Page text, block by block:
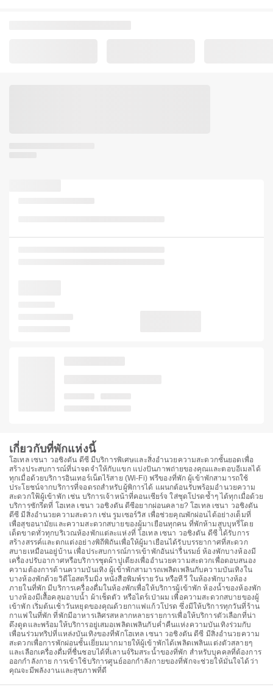
เกี่ยวกับที่พักแห่งนี้
โฮเทล เซนา วอชิงตัน ดีซี มีบริการพิเศษและสิ่งอำนวยความสะดวกชั้นยอดเพื่อ
สร้างประสบการณ์ที่น่าจดจำให้กับแขก แบ่งปันภาพถ่ายของคุณและตอบอีเมลได้
ทุกเมื่อด้วยบริการอินเทอร์เน็ตไร้สาย (Wi-Fi) ฟรีของที่พัก ผู้เข้าพักสามารถใช้
ประโยชน์จากบริการที่จอดรถสำหรับผู้พิการได้ แผนกต้อนรับพร้อมอำนวยความ
สะดวกใฟ้ผู้เข้าพัก เช่น บริการเจ้าหน้าที่คอนเซียร์จ ใส่ชุดโปรดซ้ำๆ ได้ทุกเมื่อด้วย
บริการซักรีดที่ โฮเทล เซนา วอชิงตัน ดีซีอยากผ่อนคลาย? โฮเทล เซนา วอชิงตัน
ดีซี มีสิ่งอำนวยความสะดวก เช่น รูมเซอร์วิส เพื่อช่วยคุณพักผ่อนได้อย่างเต็มที่
เพื่อสุขอนามัยและความสะดวกสบายของผู้มาเยือนทุกคน ที่พักห้ามสูบบุหรี่โดย
เด็ดขาดทั่วทุกบริเวณห้องพักแต่ละแห่งที่ โฮเทล เซนา วอชิงตัน ดีซี ได้รับการ
สร้างสรรค์และตกแต่งอย่างพิถีพิถันเพื่อให้ผู้มาเยือนได้รับบรรยากาศที่สะดวก
สบายเหมือนอยู่บ้าน เพื่อประสบการณ์การเข้าพักอันน่ารื่นรมย์ ห้องพักบางห้องมี
เครื่องปรับอากาศหรือบริการชุดผ้าปูเตียงเพื่ออำนวยความสะดวกเพื่อตอบสนอง
ความต้องการด้านความบันเทิง ผู้เข้าพักสามารถเพลิดเพลินกับความบันเทิงใน
บางห้องพักด้วยวิดีโอสตรีมมิ่ง หนังสือพิมพ์รายวัน หรือทีวี ในห้องพักบางห้อง
ภายในที่พัก มีบริการเครื่องดื่มในห้องพักเพื่อให้บริการผู้เข้าพัก ห้องน้ำของห้องพัก
บางห้องมีเสื้อคลุมอาบน้ำ ผ้าเช็ดตัว หรือไดร์เป่าผม เพื่อความสะดวกสบายของผู้
เข้าพัก เริ่มต้นเช้าวันหยุดของคุณด้วยกาแฟแก้วโปรด ซึ่งมีให้บริการทุกวันที่ร้าน
กาแฟในที่พัก ที่พักมีอาหารเลิศรสหลากหลายรายการเพื่อให้บริการตัวเลือกที่น่า
ดึงดูดและพร้อมให้บริการอยู่เสมอเพลิดเพลินกับค่ำคืนแห่งความบันเทิงร่วมกับ
เพื่อนร่วมทริปที่แหล่งบันเทิงของที่พักโฮเทล เซนา วอชิงตัน ดีซี มีสิ่งอำนวยความ
สะดวกเพื่อการพักผ่อนชั้นเยี่ยมมากมายให้ผู้เข้าพักได้เพลิดเพลินแต่งตัวสลายๆ
และเลือกเครื่องดื่มที่ชื่นชอบได้ที่เลานจ์ริมสระน้ำของที่พัก สำหรับบุคคลที่ต้องการ
ออกกำลังกาย การเข้าใช้บริการศูนย์ออกกำลังกายของที่พักจะช่วยให้มั่นใจได้ว่า
คุณจะมีพลังงานและสุขภาพที่ดี